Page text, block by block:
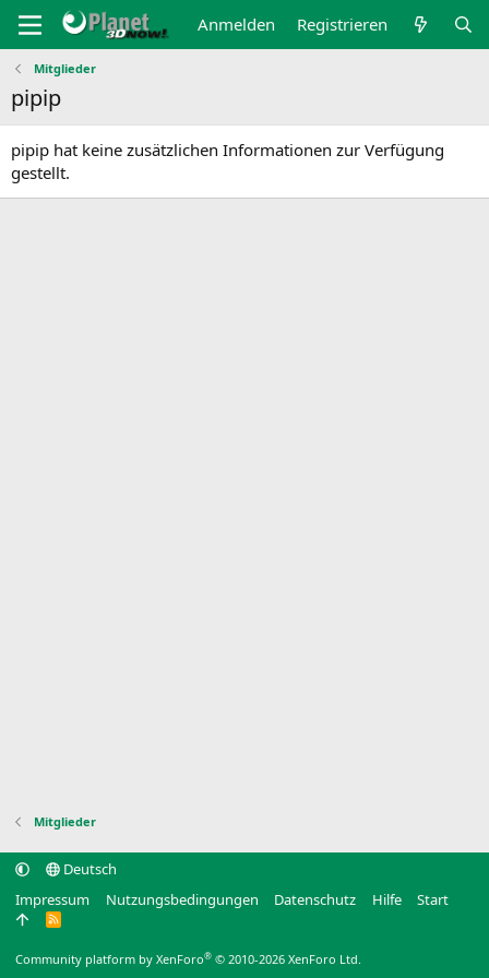
Anmelden Registrieren
Mitglieder
pipip
pipip hat keine zusätzlichen Informationen zur Verfügung
gestellt.
Mitglieder
Deutsch
Impressum
Nutzungsbedingungen Datenschutz Hilfe Start
R
Community platform by XenForo® © 2010-2026 XenForo Ltd.